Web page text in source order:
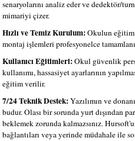
senaryolarını analiz eder ve dedektör/
mimariyi çizer.
Hızlı ve Temiz Kurulum:Okulun
montaj işlemleri profesyonelce
Kullanıcı Eğitimleri:Okul güvenlik
kullanımı, hassasiyet ayarlarının
eğitim verilir.
7/24 Teknik Destek:Yazılımın ve
budur. Olası bir sorunda yurt dışından
beklemek zorunda kalmazsınız.
bağlantıları veya yerinde müdahale ile